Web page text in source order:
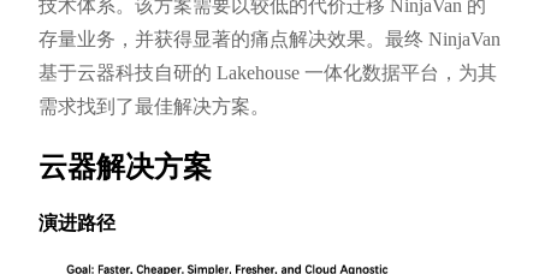
技术体系。该方案需要以较低的代价迁移 NinjaVan 的
存量业务，并获得显著的痛点解决效果。最终 NinjaVan
基于云器科技自研的 Lakehouse 一体化数据平台，为其
需求找到了最佳解决方案。
云器解决方案
演进路径